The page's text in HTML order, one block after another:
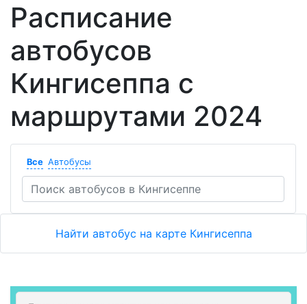
Расписание
автобусов
Кингисеппа с
маршрутами 2024
Все Автобусы
Найти автобус на карте Кингисеппа